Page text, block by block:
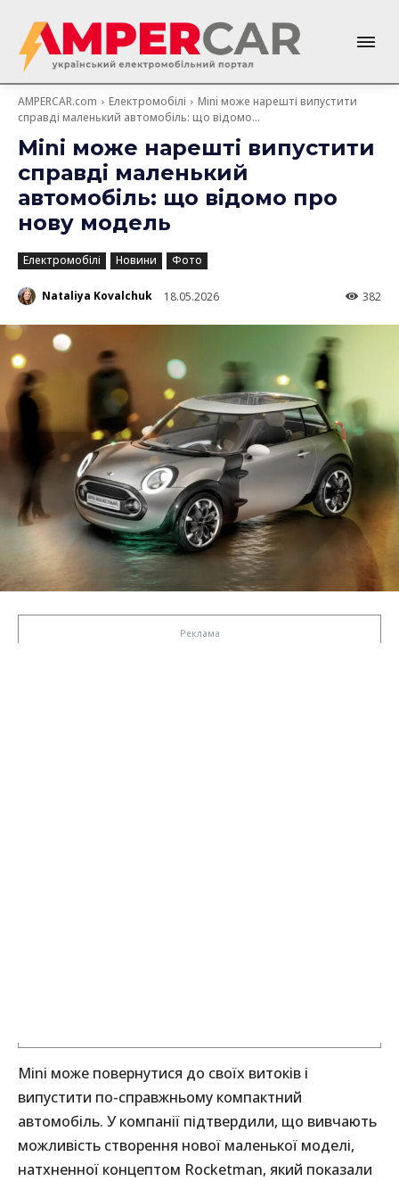
AMPERCAR.com Електромобілі
Mini може нарешті випустити
справді маленький автомобіль: що відомо...
Mini може нарешті випустити
справді маленький
автомобіль: що відомо про
нову модель
Електромобілі Новини Фото
Nataliya Kovalchuk 18.05.2026 382
Mini може повернутися до своїх витоків і
випустити по-справжньому компактний
автомобіль. У компанії підтвердили, що вивчають
можливість створення нової маленької моделі,
натхненної концептом Rocketman, який показали